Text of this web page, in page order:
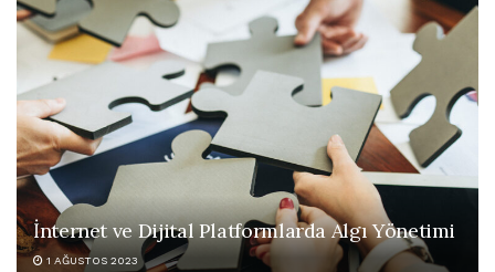
İnternet ve Dijital Platformlarda Algı Yönetimi
1 AĞUSTOS 2023